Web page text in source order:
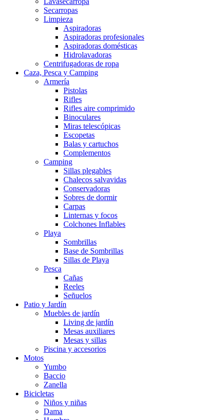
Secarropas
Limpieza
Aspiradoras
Aspiradoras profesionales
Aspiradoras domésticas
Hidrolavadoras
Centrifugadoras de ropa
Caza, Pesca y Camping
Armería
Pistolas
Rifles
Rifles aire comprimido
Binoculares
Miras telescópicas
Escopetas
Balas y cartuchos
Complementos
Camping
Sillas plegables
Chalecos salvavidas
Conservadoras
Sobres de dormir
Carpas
Linternas y focos
Colchones Inflables
Playa
Sombrillas
Base de Sombrillas
Sillas de Playa
Pesca
Cañas
Reeles
Señuelos
Patio y Jardín
Muebles de jardín
Living de jardín
Mesas auxiliares
Mesas y sillas
Piscina y accesorios
Motos
Yumbo
Baccio
Zanella
Bicicletas
Niños y niñas
Dama